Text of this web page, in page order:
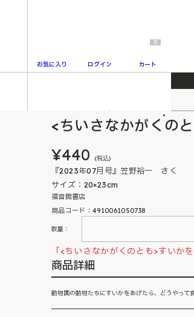
お気に入り ログイン
0
カート
<ちいさなかがくの
¥440 (税込)
『2023年07月号』笠野裕一 さく
サイズ：20×23cm
福音館書店
商品コード：4910061050738
数量：
「<ちいさなかがくのとも>すいか
商品詳細
動物園の動物たちにすいかをあげたら、どうやって